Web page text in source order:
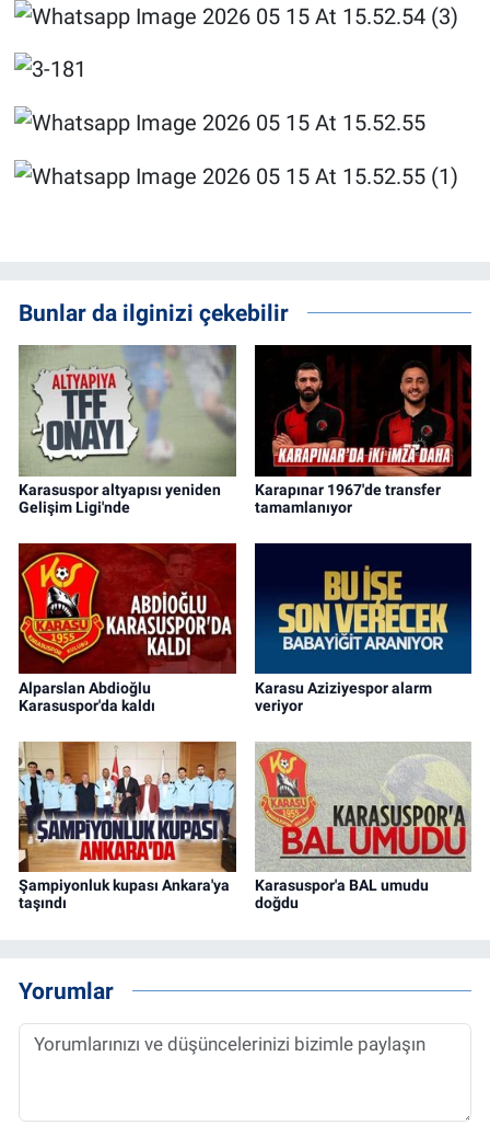
Bunlar da ilginizi çekebilir
Karasuspor altyapısı yeniden
Gelişim Ligi'nde
Karapınar 1967'de transfer
tamamlanıyor
Alparslan Abdioğlu
Karasuspor'da kaldı
Karasu Aziziyespor alarm
veriyor
Şampiyonluk kupası Ankara'ya
taşındı
Karasuspor'a BAL umudu
doğdu
Yorumlar